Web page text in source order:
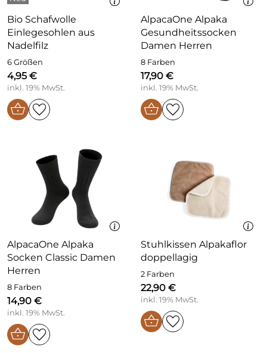
Bio Schafwolle
Einlegesohlen aus
Nadelfilz
6 Größen
4,95 €
inkl. 19% MwSt.
AlpacaOne Alpaka
Gesundheitssocken
Damen Herren
8 Farben
17,90 €
inkl. 19% MwSt.
AlpacaOne Alpaka
Socken Classic Damen
Herren
8 Farben
14,90 €
inkl. 19% MwSt.
Stuhlkissen Alpakaflor
doppellagig
2 Farben
22,90 €
inkl. 19% MwSt.